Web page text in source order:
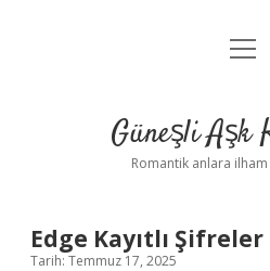
Anasayfa
Yasal
Güneşli Aşk
Romantik anlara
Edge Kayıtlı
Tarih: Temmuz 17, 2025